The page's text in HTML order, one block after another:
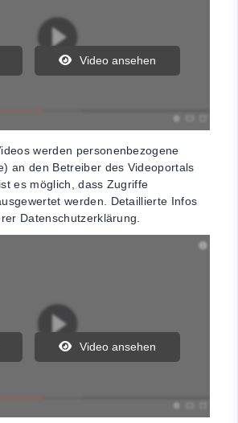
Video ansehen
werden personenbezogene
an den Betreiber des Videoportals
es möglich, dass Zugriffe
werden. Detaillierte Infos
Datenschutzerklärung.
Video ansehen